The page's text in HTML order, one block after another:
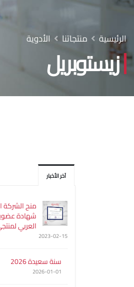
زيستوبريل
الرئيسية منتجاتنا الأدوية
آخر الأخبار
منح الشركة
شهادة
العربي
2023-02-15
سنة سعيدة 2026
2026-01-01